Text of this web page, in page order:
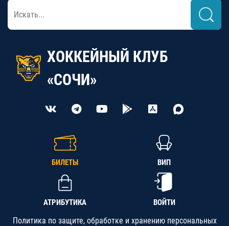
ХОККЕЙНЫЙ КЛУБ
«СОЧИ»
БИЛЕТЫ ВИП
АТРИБУТИКА ВОЙТИ
Политика по защите, обработке и хранению персональных